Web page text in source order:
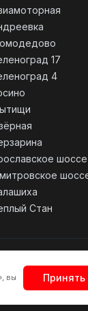
17
4
шоссе
Стан
персональных
вы
Принять